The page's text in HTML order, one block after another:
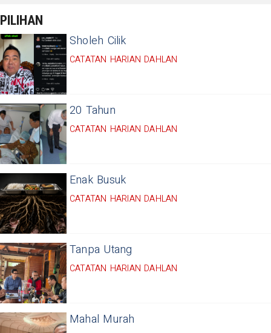
PILIHAN
Sholeh Cilik
CATATAN HARIAN DAHLAN
20 Tahun
CATATAN HARIAN DAHLAN
Enak Busuk
CATATAN HARIAN DAHLAN
Tanpa Utang
CATATAN HARIAN DAHLAN
Mahal Murah